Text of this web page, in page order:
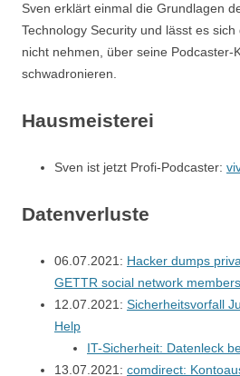
Sven erklärt einmal die Grundlagen
Technology Security und lässt es
nicht nehmen, über seine Podcaster-
schwadronieren.
Hausmeisterei
Sven ist jetzt Profi-Podcaster:
Datenverluste
06.07.2021: Hacker dumps
GETTR social network members
12.07.2021: Sicherheitsvorfall
Help
IT-Sicherheit: Datenleck
13.07.2021: comdirect: